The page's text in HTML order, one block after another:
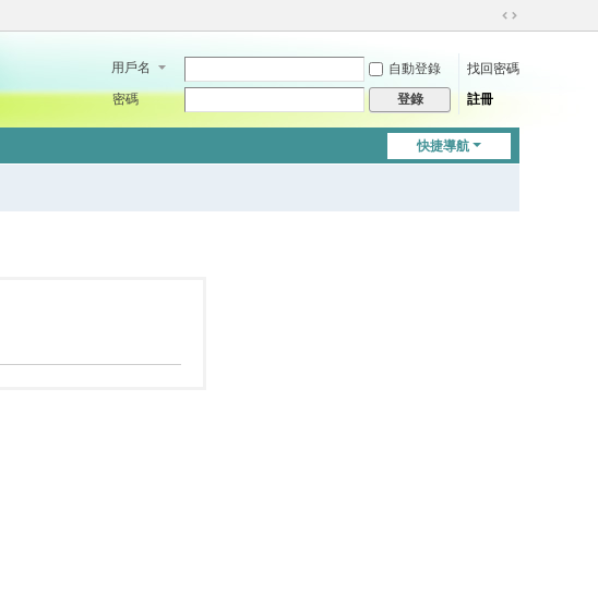
切
到
用戶名 自動登錄
找回密碼
密碼
登錄 註冊
快捷導航